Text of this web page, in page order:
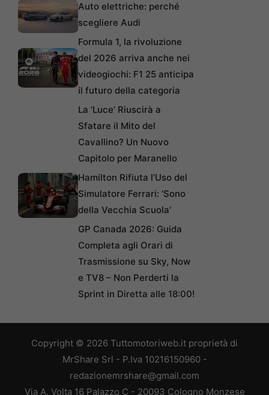
Auto elettriche: perché
scegliere Audi
Formula 1, la rivoluzione
del 2026 arriva anche nei
videogiochi: F1 25 anticipa
il futuro della categoria
La ‘Luce’ Riuscirà a
Sfatare il Mito del
Cavallino? Un Nuovo
Capitolo per Maranello
Hamilton Rifiuta l’Uso del
Simulatore Ferrari: ‘Sono
della Vecchia Scuola’
GP Canada 2026: Guida
Completa agli Orari di
Trasmissione su Sky, Now
e TV8 – Non Perderti la
Sprint in Diretta alle 18:00!
Copyright © 2026 Tuttomotoriweb.it proprietà di
MrShare Srl - P.Iva 10216150960 -
redazionemrshare@gmail.com
Via A. Volta 16 Palazzo C - 20093 Cologno Monzese